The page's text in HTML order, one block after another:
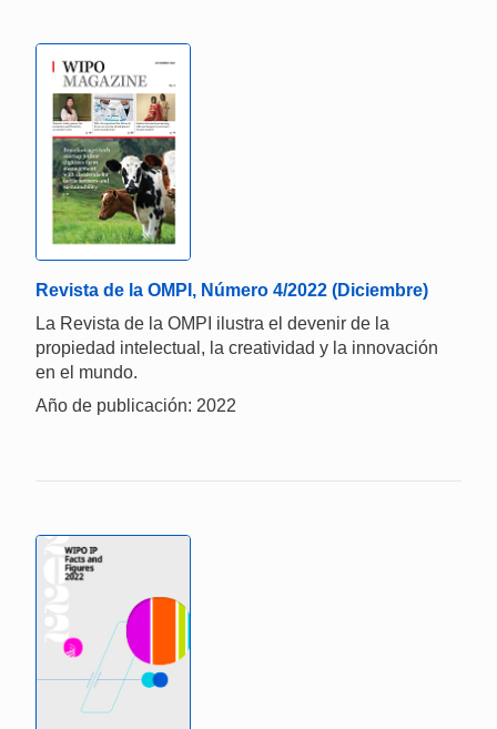
Revista de la OMPI, Número 4/2022 (Diciembre)
La Revista de la OMPI ilustra el devenir de la
propiedad intelectual, la creatividad y la innovación
en el mundo.
Año de publicación: 2022